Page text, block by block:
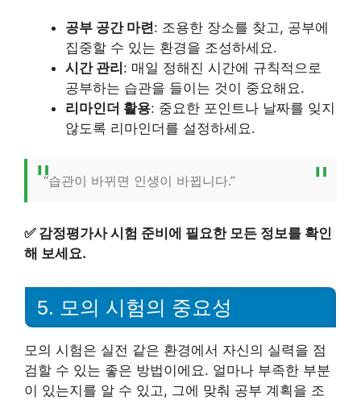
공부 공간 마련: 조용한 장소를 찾고, 공부에
집중할 수 있는 환경을 조성하세요.
시간 관리: 매일 정해진 시간에 규칙적으로
공부하는 습관을 들이는 것이 중요해요.
리마인더 활용: 중요한 포인트나 날짜를 잊지
않도록 리마인더를 설정하세요.
“습관이 바뀌면 인생이 바뀝니다.”
✅ 감정평가사 시험 준비에 필요한 모든 정보를 확인
해 보세요.
5. 모의 시험의 중요성
모의 시험은 실전 같은 환경에서 자신의 실력을 점
검할 수 있는 좋은 방법이에요. 얼마나 부족한 부분
이 있는지를 알 수 있고, 그에 맞춰 공부 계획을 조